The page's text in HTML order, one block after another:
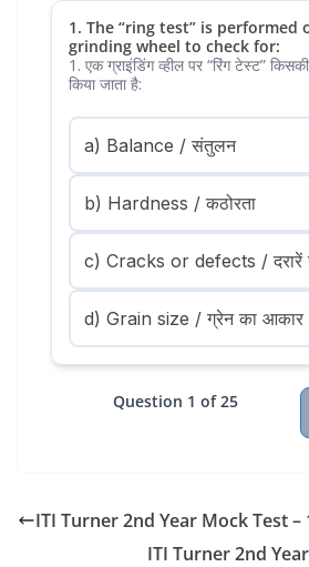
1. The “ring test” is performed
grinding wheel to check for:
1. एक ग्राइंडिंग व्हील पर “रिंग टेस्ट”
किया जाता है:
a) Balance / संतुलन
b) Hardness / कठोरता
c) Cracks or defects / दरारें
d) Grain size / ग्रेन का आकार
Question 1 of 25
ITI Turner 2nd Year Mock Test –
ITI Turner 2nd